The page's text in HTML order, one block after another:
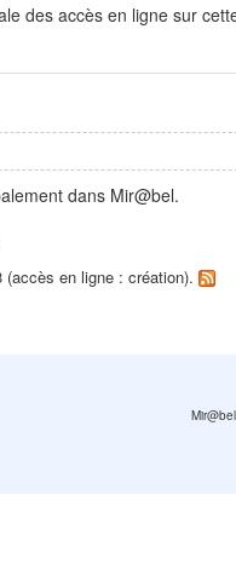
des accès en ligne sur
dans Mir@bel.
(accès en ligne : création).